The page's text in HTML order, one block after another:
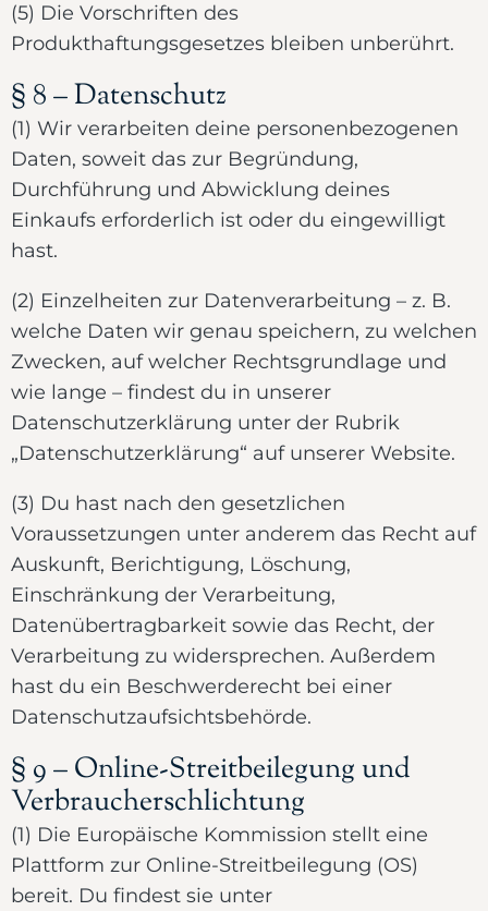
(5) Die Vorschriften des
Produkthaftungsgesetzes bleiben unberührt.
§ 8 – Datenschutz
(1) Wir verarbeiten deine personenbezogenen
Daten, soweit das zur Begründung,
Durchführung und Abwicklung deines
Einkaufs erforderlich ist oder du eingewilligt
hast.
(2) Einzelheiten zur Datenverarbeitung – z. B.
welche Daten wir genau speichern, zu welchen
Zwecken, auf welcher Rechtsgrundlage und
wie lange – findest du in unserer
Datenschutzerklärung unter der Rubrik
„Datenschutzerklärung“ auf unserer Website.
(3) Du hast nach den gesetzlichen
Voraussetzungen unter anderem das Recht auf
Auskunft, Berichtigung, Löschung,
Einschränkung der Verarbeitung,
Datenübertragbarkeit sowie das Recht, der
Verarbeitung zu widersprechen. Außerdem
hast du ein Beschwerderecht bei einer
Datenschutzaufsichtsbehörde.
§ 9 – Online-Streitbeilegung und
Verbraucherschlichtung
(1) Die Europäische Kommission stellt eine
Plattform zur Online-Streitbeilegung (OS)
bereit. Du findest sie unter